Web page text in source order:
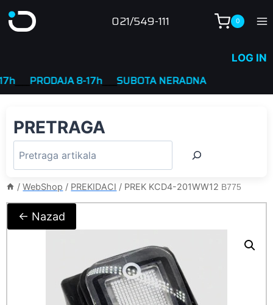
to
021/549-111 0
LOG IN
PRODAJA 8-17h____SUBOTA NERADNA
PRETRAGA
/ WebShop / PREKIDACI / PREK KCD4-201WW12 B775
← Nazad